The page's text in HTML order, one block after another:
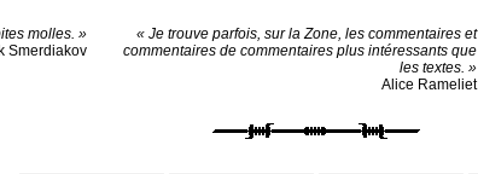
molles. »
Smerdiakov
« Je trouve parfois, sur la Zone, les commentaires et
commentaires de commentaires plus intéressants que
les textes. »
Alice Rameliet